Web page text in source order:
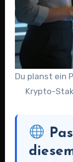
Du planst ein
Krypto-